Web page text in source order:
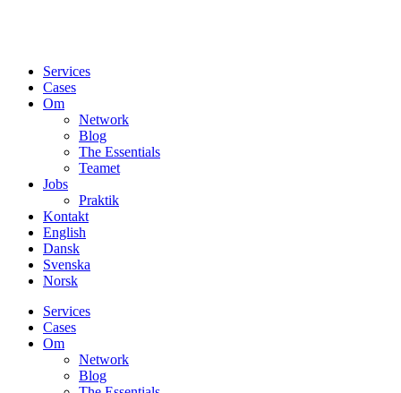
Services
Cases
Om
Network
Blog
The Essentials
Teamet
Jobs
Praktik
Kontakt
English
Dansk
Svenska
Norsk
Services
Cases
Om
Network
Blog